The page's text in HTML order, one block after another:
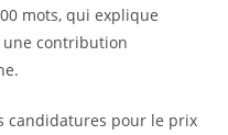
mots, qui explique
contribution
candidatures pour le prix